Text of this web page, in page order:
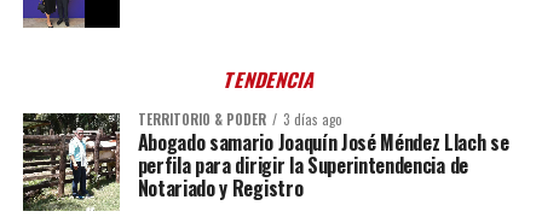
TENDENCIA
TERRITORIO & PODER 3 días ago
Abogado samario Joaquín José Méndez Llach se
perfila para dirigir la Superintendencia de
Notariado y Registro